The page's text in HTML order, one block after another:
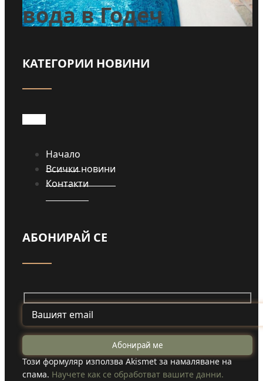
вода в Годеч
Прочети
КАТЕГОРИИ НОВИНИ
Начало
Всички новини
Контакти
АБОНИРАЙ СЕ
Този формуляр използва Akismet за намаляване на
спама. Научете как се обработват вашите данни.